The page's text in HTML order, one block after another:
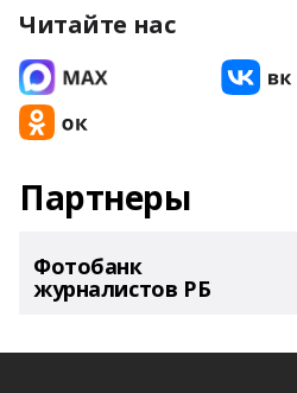
Читайте нас
Партнеры
Фотобанк
журналистов РБ